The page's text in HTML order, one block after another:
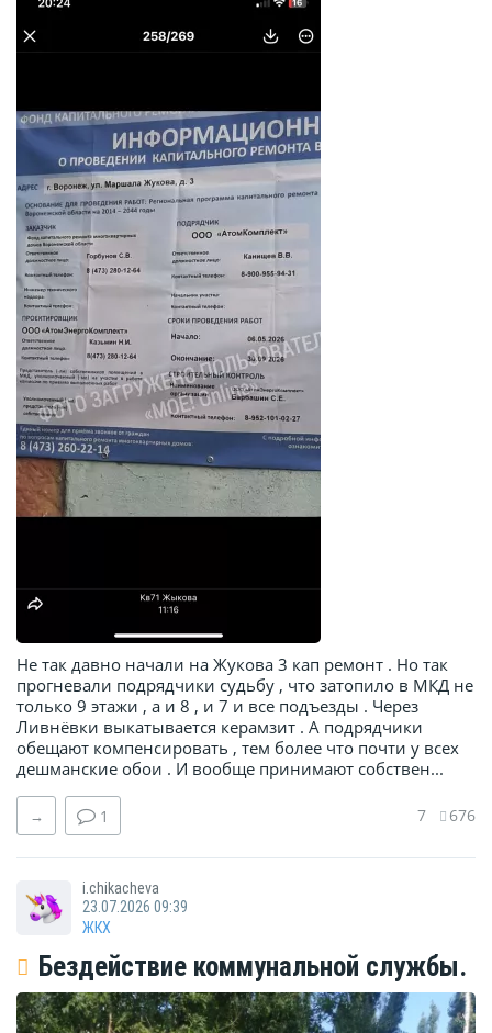
Не так давно начали на Жукова 3 кап ремонт . Но так
прогневали подрядчики судьбу , что затопило в МКД не
только 9 этажи , а и 8 , и 7 и все подъезды . Через
Ливнёвки выкатывается керамзит . А подрядчики
обещают компенсировать , тем более что почти у всех
дешманские обои . И вообще принимают собствен...
→ 1 7 676
i.chikacheva
23.07.2026 09:39
ЖКХ
Бездействие коммунальной службы.